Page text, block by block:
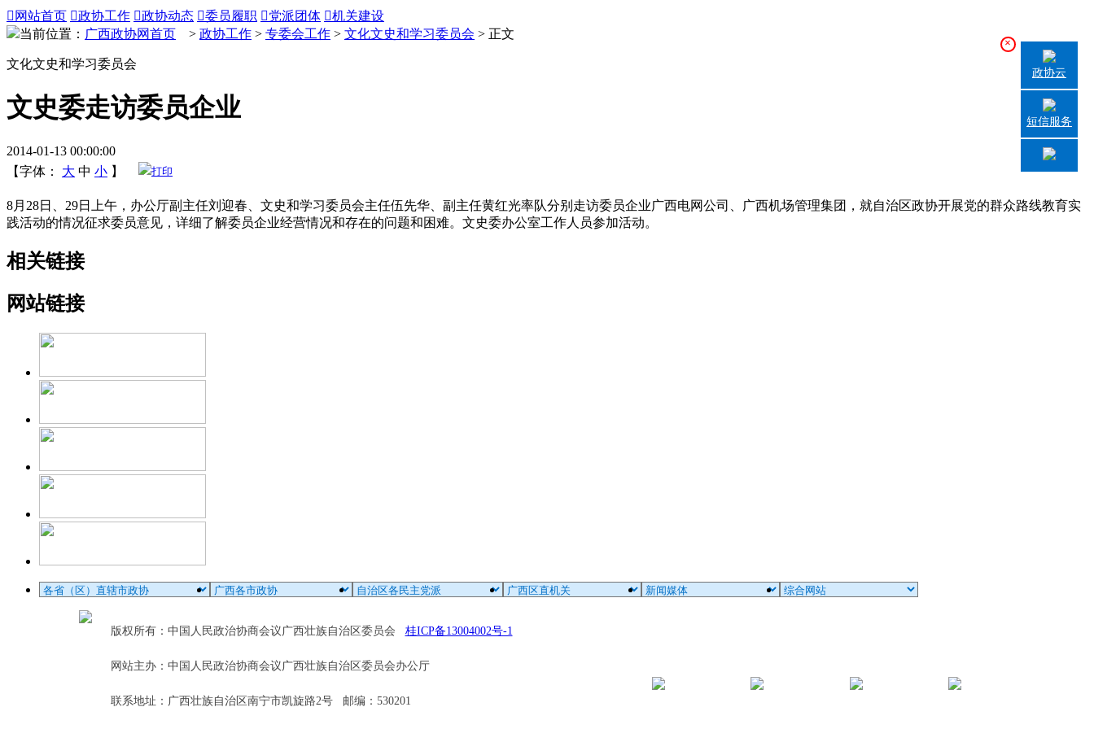
 网站首页 政协工作 政协动态 委员履职 党派团体 机关建设
当前位置： 广西政协网首页 > 政协工作 > 专委会工作 > 文化文史和学习委员会 > 正文
文化文史和学习委员会
文史委走访委员企业
2014-01-13 00:00:00
【字体：
大 中 小 】 打印
8月28日、29日上午，办公厅副主任刘迎春、文史和学习委员会主任伍先华、副主任黄红光率队分别走访委员企业广西电网公司、广西机场管理集团，就自治区政协开展党的群众路线教育实
践活动的情况征求委员意见，详细了解委员企业经营情况和存在的问题和困难。文史委办公室工作人员参加活动。
相关链接
网站链接
版权所有：中国人民政治协商会议广西壮族自治区委员会 桂ICP备13004002号-1
网站主办：中国人民政治协商会议广西壮族自治区委员会办公厅
联系地址：广西壮族自治区南宁市凯旋路2号 邮编：530201
×
政协云
短信服务